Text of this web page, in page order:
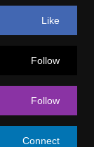
Like
Follow
Follow
Connect